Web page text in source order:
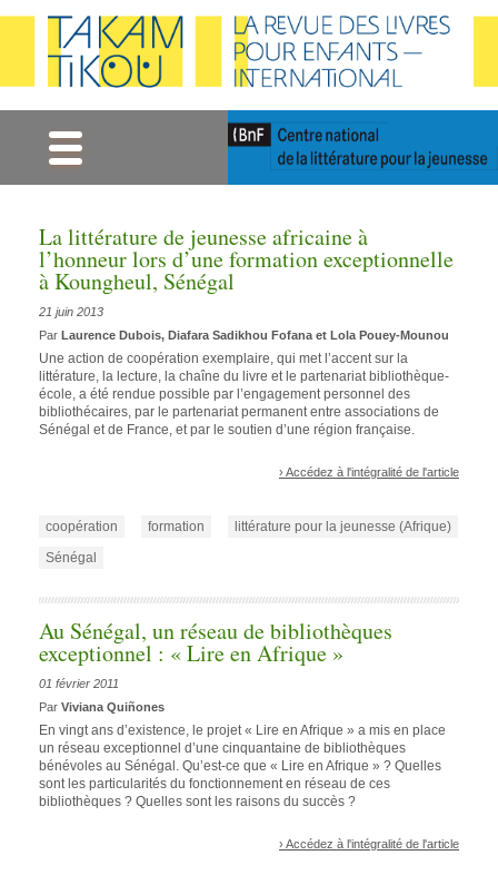
La littérature de jeunesse africaine à
l’honneur lors d’une formation exceptionnelle
à Koungheul, Sénégal
21 juin 2013
Par Laurence Dubois, Diafara Sadikhou Fofana et Lola Pouey-Mounou
Une action de coopération exemplaire, qui met l’accent sur la
littérature, la lecture, la chaîne du livre et le partenariat bibliothèque-
école, a été rendue possible par l’engagement personnel des
bibliothécaires, par le partenariat permanent entre associations de
Sénégal et de France, et par le soutien d’une région française.
› Accédez à l'intégralité de l'article
coopération formation
littérature pour la jeunesse (Afrique)
Sénégal
Au Sénégal, un réseau de bibliothèques
exceptionnel : « Lire en Afrique »
01 février 2011
Par Viviana Quiñones
En vingt ans d’existence, le projet « Lire en Afrique » a mis en place
un réseau exceptionnel d’une cinquantaine de bibliothèques
bénévoles au Sénégal. Qu’est-ce que « Lire en Afrique » ? Quelles
sont les particularités du fonctionnement en réseau de ces
bibliothèques ? Quelles sont les raisons du succès ?
› Accédez à l'intégralité de l'article